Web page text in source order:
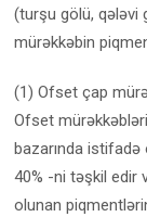
(turşu gölü, qələvi
mürəkkəbin
(1) Ofset çap
Ofset
bazarında
40% -ni təşkil edir
olunan